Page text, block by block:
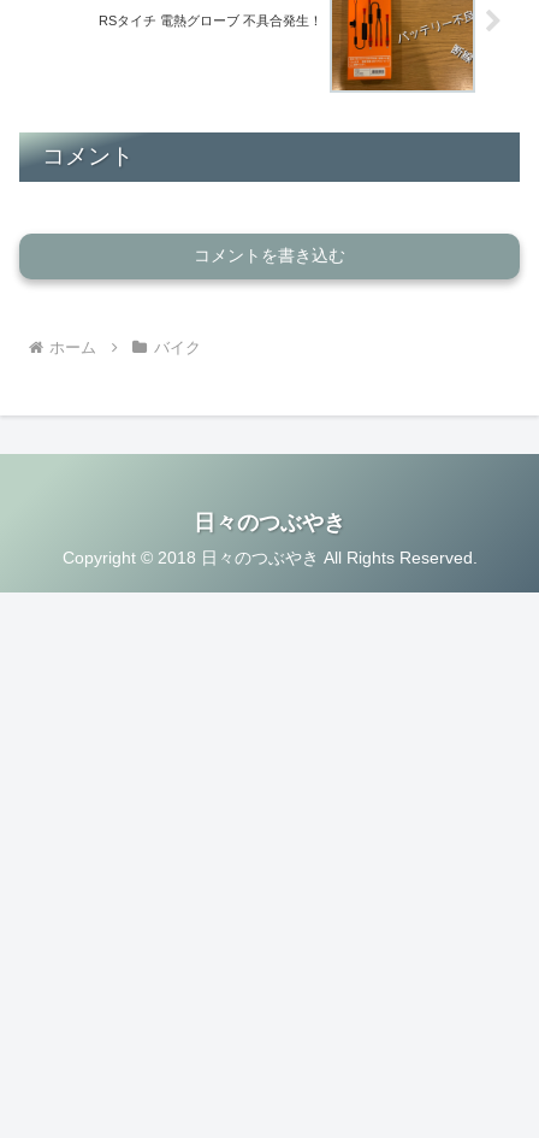
RSタイチ 電熱グローブ 不具合発生！
コメント
コメントを書き込む
ホーム バイク
日々のつぶやき
Copyright © 2018 日々のつぶやき All Rights Reserved.